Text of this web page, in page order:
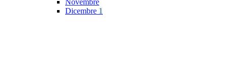
Novembre
Dicembre 1